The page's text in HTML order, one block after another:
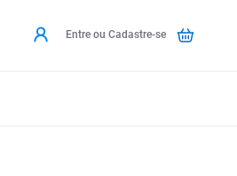
Entre ou Cadastre-se